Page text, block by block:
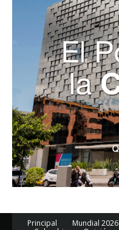
Principal
Mundial 2026